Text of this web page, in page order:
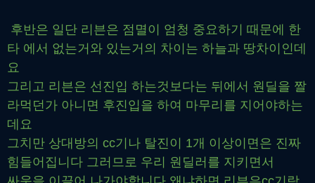
후반은 일단 리븐은 점멸이 엄청 중요하기 때문에 한
타 에서 없는거와 있는거의 차이는 하늘과 땅차이인데
요
그리고 리븐은 선진입 하는것보다는 뒤에서 원딜을 짤
라먹던가 아니면 후진입을 하여 마무리를 지어야하는
데요
그치만 상대방의 cc기나 탈진이 1개 이상이면은 진짜
힘들어집니다 그러므로 우리 원딜러를 지키면서